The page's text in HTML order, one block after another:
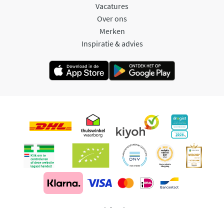
Vacatures
Over ons
Merken
Inspiratie & advies